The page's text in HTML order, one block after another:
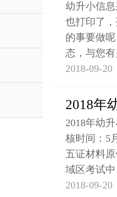
幼升小信
也打印了
的事要做
态，与您
2018-09-20
2018年
2018年幼
核时间：5
五证材料
域区考试中
2018-09-20